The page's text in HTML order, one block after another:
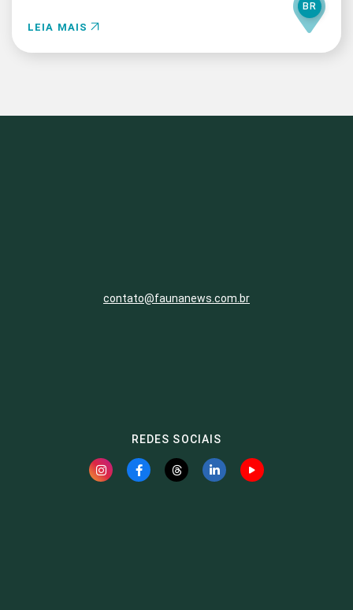
LEIA MAIS
BR
contato@faunanews.com.br
REDES SOCIAIS